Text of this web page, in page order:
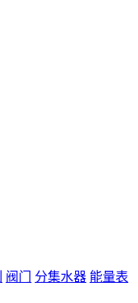
阀门 分集水器 能量表